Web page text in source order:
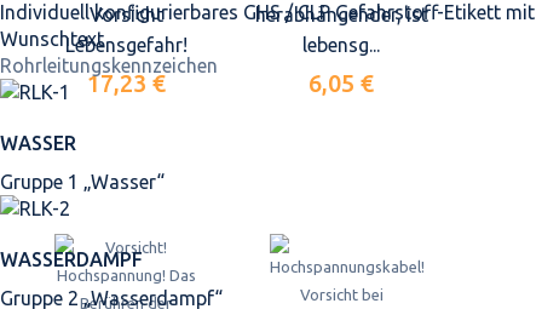
Individuell konfigurierbares GHS / CLP Gefahrstoff-Etikett mit
Wunschtext
Rohrleitungskennzeichen
WASSER
Gruppe 1 „Wasser“
WASSERDAMPF
Gruppe 2 „Wasserdampf“
Vorsicht
Lebensgefahr!
17,23 €
herabhängender, ist
lebensg...
6,05 €